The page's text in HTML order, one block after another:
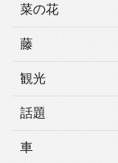
菜の花
藤
観光
話題
車